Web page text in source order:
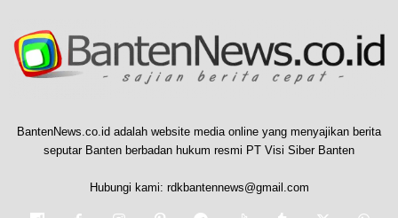
BantenNews.co.id adalah website media online yang menyajikan berita
seputar Banten berbadan hukum resmi PT Visi Siber Banten
Hubungi kami: rdkbantennews@gmail.com